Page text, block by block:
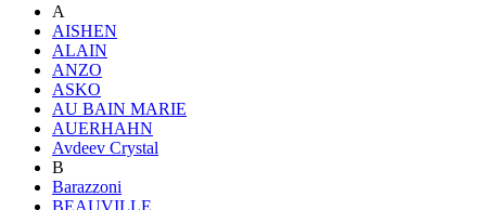
A
AISHEN
ALAIN
ANZO
ASKO
AU BAIN MARIE
AUERHAHN
Avdeev Crystal
B
Barazzoni
BEAUVILLE